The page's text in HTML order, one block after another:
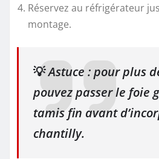
Réservez au réfrigérateur
montage.
💡Astuce : pour plus
pouvez passer le foie
tamis fin avant
chantilly.